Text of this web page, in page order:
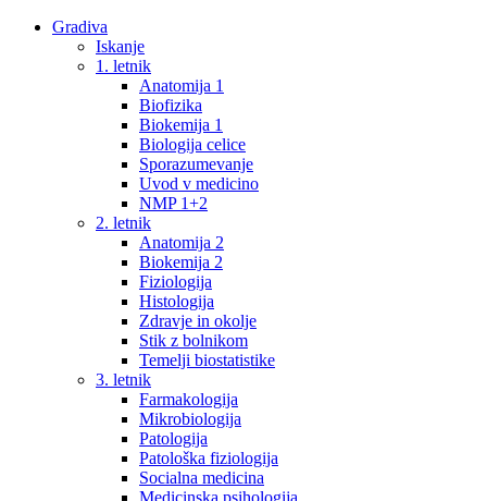
Gradiva
Iskanje
1. letnik
Anatomija 1
Biofizika
Biokemija 1
Biologija celice
Sporazumevanje
Uvod v medicino
NMP 1+2
2. letnik
Anatomija 2
Biokemija 2
Fiziologija
Histologija
Zdravje in okolje
Stik z bolnikom
Temelji biostatistike
3. letnik
Farmakologija
Mikrobiologija
Patologija
Patološka fiziologija
Socialna medicina
Medicinska psihologija